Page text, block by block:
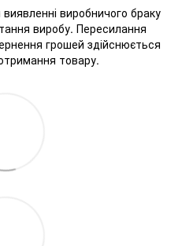
виробничого браку
виробу. Пересилання
грошей здійснюється
товару.